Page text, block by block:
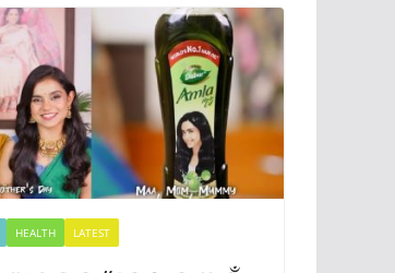
HEALTH LATEST